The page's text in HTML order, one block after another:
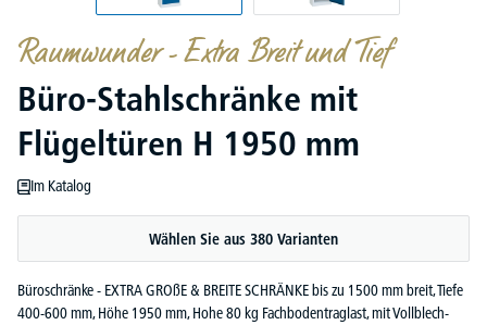
Raumwunder - Extra Breit und Tief
Büro-Stahlschränke mit
Flügeltüren H 1950 mm
Im Katalog
Wählen Sie aus 380 Varianten
Büroschränke - EXTRA GROßE & BREITE SCHRÄNKE bis zu 1500 mm breit, Tiefe
400-600 mm, Höhe 1950 mm, Hohe 80 kg Fachbodentraglast, mit Vollblech-